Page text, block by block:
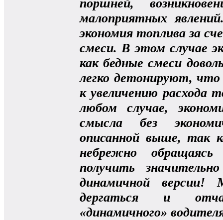
поршней,
малоприятных
экономия топлива за
смеси. В этом случае
как бедные смеси
легко детонируют,
к увеличению расхода
любом случае,
смысла без
описанной выше, так
небрежно
получить
динамичной
дергаться и
«динамичного»